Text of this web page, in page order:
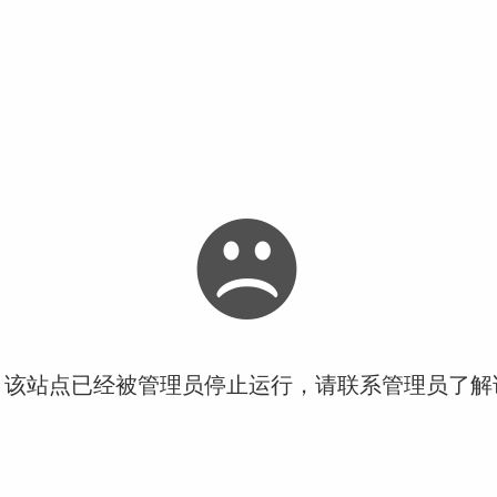
站点已经被管理员停止运行，请联系管理员了